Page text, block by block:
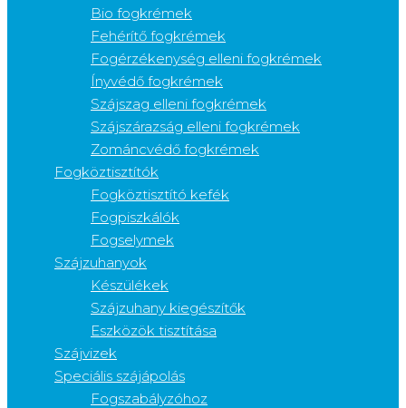
Bio fogkrémek
Fehérítő fogkrémek
Fogérzékenység elleni fogkrémek
Ínyvédő fogkrémek
Szájszag elleni fogkrémek
Szájszárazság elleni fogkrémek
Zománcvédő fogkrémek
Fogköztisztítók
Fogköztisztító kefék
Fogpiszkálók
Fogselymek
Szájzuhanyok
Készülékek
Szájzuhany kiegészítők
Eszközök tisztítása
Szájvizek
Speciális szájápolás
Fogszabályzóhoz